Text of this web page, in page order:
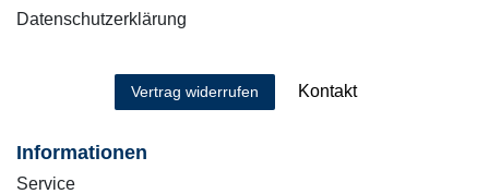
Datenschutzerklärung
Vertrag widerrufen Kontakt
Informationen
Service